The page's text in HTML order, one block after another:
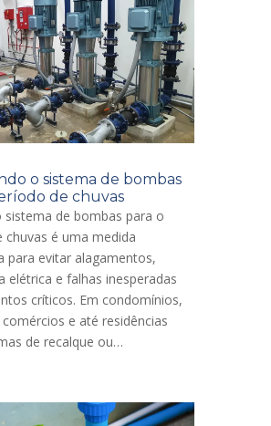
o sistema de bombas
de chuvas
sistema de bombas para o
chuvas é uma medida
para evitar alagamentos,
elétrica e falhas inesperadas
críticos. Em condomínios,
e até residências
de recalque ou…